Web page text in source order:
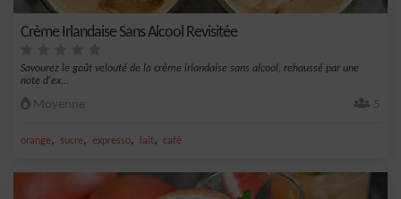
Crème Irlandaise Sans Alcool Revisitée
Savourez le goût velouté de la crème irlandaise sans alcool, rehaussé par une
note d'ex...
Moyenne 5
orange, sucre, expresso, lait, café